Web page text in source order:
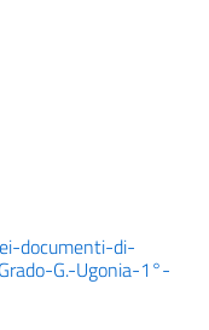
documenti-di-
G.-Ugonia-1°-